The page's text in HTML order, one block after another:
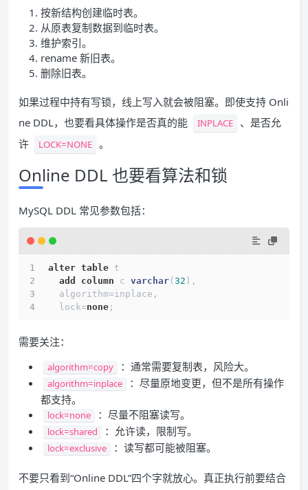
按新结构创建临时表。
从原表复制数据到临时表。
维护索引。
rename 新旧表。
删除旧表。
如果过程中持有写锁，线上写入就会被阻塞。即使支持 Onli
ne DDL，也要看具体操作是否真的能
INPLACE
、是否允
许
LOCK=NONE 。
Online DDL 也要看算法和锁
MySQL DDL 常见参数包括：
alter table t
add
column c varchar ( 32 ),
  algorithm
=inplace,
  lock
=none ;
需要关注：
algorithm=copy ：通常需要复制表，风险大。
algorithm=inplace
：尽量原地变更，但不是所有操作
都支持。
lock=none ：尽量不阻塞读写。
lock=shared ：允许读，限制写。
lock=exclusive ：读写都可能被阻塞。
不要只看到“Online DDL”四个字就放心。真正执行前要结合